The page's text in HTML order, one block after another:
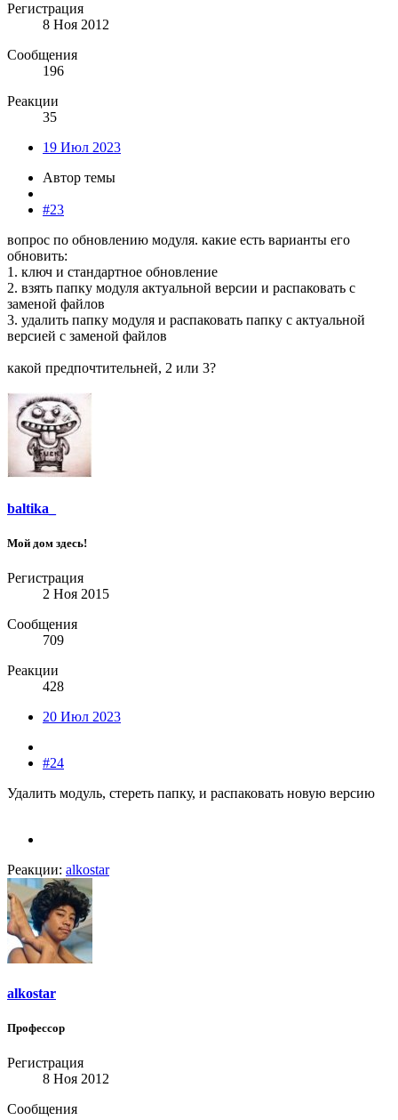
Регистрация
8 Ноя 2012
Сообщения
196
Реакции
35
19 Июл 2023
Автор темы
#23
вопрос по обновлению модуля. какие есть варианты его
обновить:
1. ключ и стандартное обновление
2. взять папку модуля актуальной версии и распаковать с
заменой файлов
3. удалить папку модуля и распаковать папку с актуальной
версией с заменой файлов
какой предпочтительней, 2 или 3?
baltika_
Мой дом здесь!
Регистрация
2 Ноя 2015
Сообщения
709
Реакции
428
20 Июл 2023
#24
Удалить модуль, стереть папку, и распаковать новую версию
Реакции: alkostar
alkostar
Профессор
Регистрация
8 Ноя 2012
Сообщения